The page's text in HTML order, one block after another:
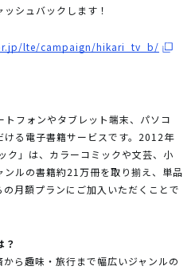
ッシュバックします！
lte/campaign/hikari_tv_b/
トフォンやタブレット端末、パソコ
ける電子書籍サービスです。2012年
ク」は、カラーコミックや文芸、小
ルの書籍約21万冊を取り揃え、単品
月額プランにご加入いただくことで
？
ら趣味・旅行まで幅広いジャンルの